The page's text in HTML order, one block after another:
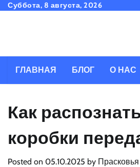
SkipСуббота, 8 августа, 2026
ГЛАВНАЯ БЛОГ О НАС
Как
коробки
Posted on 05.10.2025 by